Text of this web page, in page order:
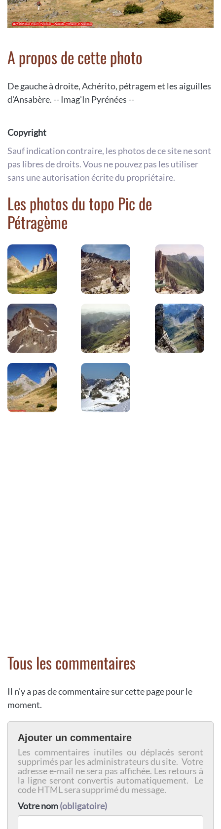
A propos de cette photo
De gauche à droite, Achérito, pétragem et les aiguilles
d'Ansabère. -- Imag'In Pyrénées --
Copyright
Sauf indication contraire, les photos de ce site ne sont
pas libres de droits. Vous ne pouvez pas les utiliser
sans une autorisation écrite du propriétaire.
Les photos du topo Pic de
Pétragème
Tous les commentaires
Il n'y a pas de commentaire sur cette page pour le
moment.
Ajouter un commentaire
Les commentaires inutiles ou déplacés seront
supprimés par les administrateurs du site. Votre
adresse e-mail ne sera pas affichée. Les retours à
la ligne seront convertis automatiquement. Le
code HTML sera supprimé du message.
Votre nom(obligatoire)